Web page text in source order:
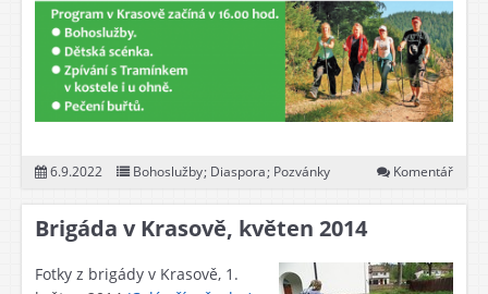
6.9.2022 Bohoslužby; Diaspora; Pozvánky Komentář
Brigáda v Krasově, květen 2014
Fotky z brigády v Krasově, 1.